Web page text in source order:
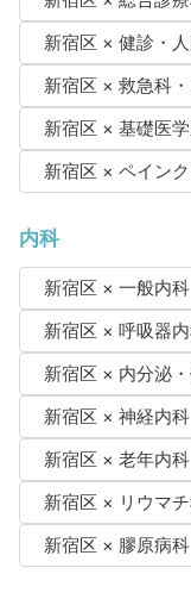
新宿区 × 健診・
新宿区 × 救急科・
新宿区 × 基礎医
新宿区 × ペイン
内科
新宿区 × 一般内科
新宿区 × 呼吸器
新宿区 × 内分泌
新宿区 × 神経内科
新宿区 × 老年内科
新宿区 × リウマ
新宿区 × 膠原病科